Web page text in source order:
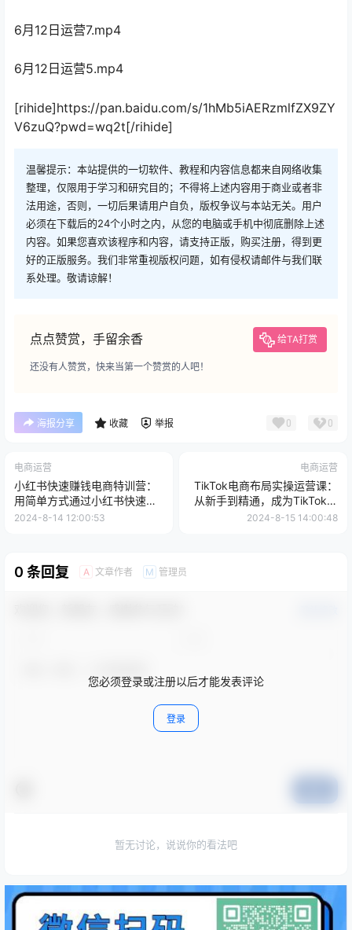
6月12日运营7.mp4
6月12日运营5.mp4
[rihide]https://pan.baidu.com/s/1hMb5iAERzmlfZX9ZY
V6zuQ?pwd=wq2t[/rihide]
温馨提示：本站提供的一切软件、教程和内容信息都来自网络收集
整理，仅限用于学习和研究目的；不得将上述内容用于商业或者非
法用途，否则，一切后果请用户自负，版权争议与本站无关。用户
必须在下载后的24个小时之内，从您的电脑或手机中彻底删除上述
内容。如果您喜欢该程序和内容，请支持正版，购买注册，得到更
好的正版服务。我们非常重视版权问题，如有侵权请邮件与我们联
系处理。敬请谅解！
点点赞赏，手留余香 给TA打赏
还没有人赞赏，快来当第一个赞赏的人吧！
海报分享 收藏 举报 0 0
电商运营
小红书快速赚钱电商特训营：
用简单方式通过小红书快速变
现！
2024-8-14 12:00:53
电商运营
TikTok电商布局实操运营课：
从新手到精通，成为TikTok带
货运营高手
2024-8-15 14:00:48
0 条回复 A 文章作者 M 管理员
您必须登录或注册以后才能发表评论
登录
暂无讨论，说说你的看法吧